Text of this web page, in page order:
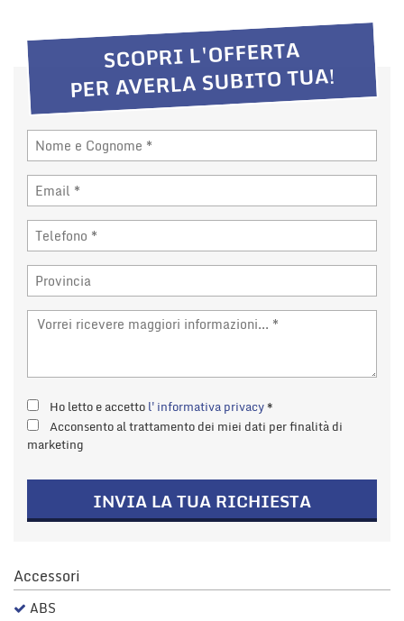
SCOPRI L'OFFERTA
PER AVERLA SUBITO TUA!
Ho letto e accettol'informativa privacy*
Acconsento al trattamento dei miei dati per finalità di
marketing
INVIA LA TUA RICHIESTA
Accessori
ABS
qualsiasi
momento.
Cookie necessari
Cookie delle preferenze
Cookie per il miglioramento dell'esperienza utente
Cookie analitici
Cookie di marketing
Leggi
cookie
impostazioni